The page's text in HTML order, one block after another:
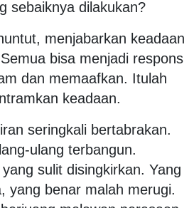
sebaiknya dilakukan?
menjabarkan keadaan
bisa menjadi respons
dan memaafkan. Itulah
keadaan.
seringkali bertabrakan.
ulang terbangun.
sulit disingkirkan. Yang
yang benar malah merugi.